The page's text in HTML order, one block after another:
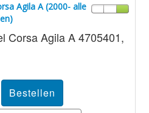
Agila A (2000- alle
Corsa Agila A 4705401,